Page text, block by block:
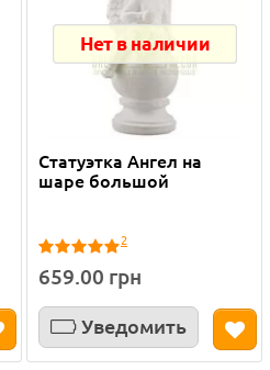
Нет в наличии
Статуэтка Ангел на
шаре большой
2
659.00 грн
Уведомить